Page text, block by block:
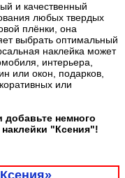
и качественный
любых твердых
плёнки, она
выбрать оптимальный
наклейка может
интерьера,
или окон, подарков,
или
немного
"Ксения"!